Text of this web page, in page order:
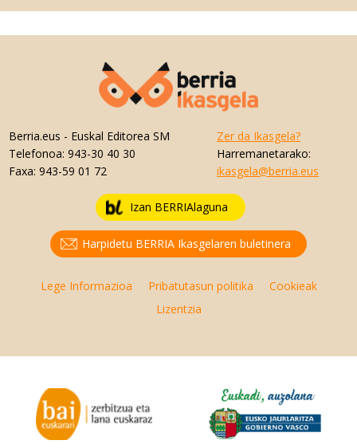
Berria.eus - Euskal Editorea SM
Telefonoa: 943-30 40 30
Faxa: 943-59 01 72
Zer da Ikasgela?
Harremanetarako:
ikasgela@berria.eus
Izan BERRIAlaguna
Harpidetu BERRIA Ikasgelaren buletinera
Lege Informazioa Pribatutasun politika
Cookieak
Lizentzia